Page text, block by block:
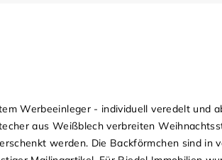
Werbeeinleger - individuell veredelt und
aus Weißblech verbreiten
werden. Die Backförmchen sind in